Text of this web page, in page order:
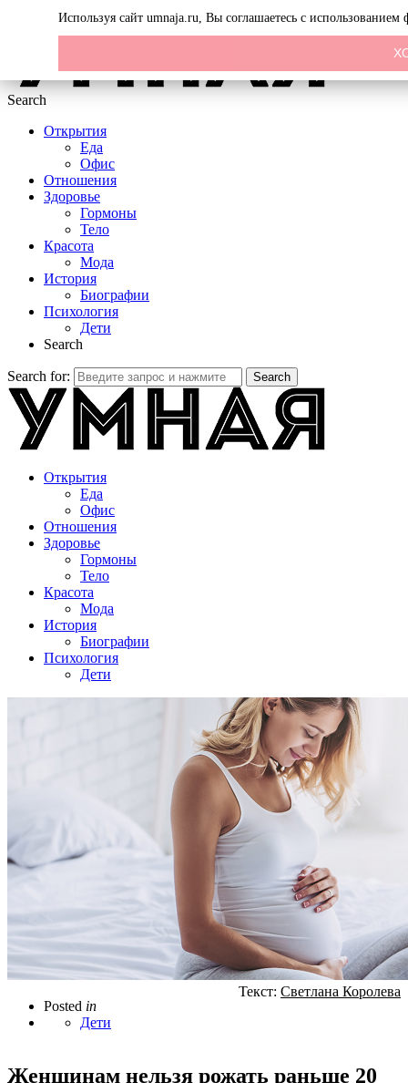
Search
Открытия
Еда
Офис
Отношения
Здоровье
Гормоны
Тело
Красота
Мода
История
Биографии
Психология
Дети
Search
Search for: Search
Открытия
Еда
Офис
Отношения
Здоровье
Гормоны
Тело
Красота
Мода
История
Биографии
Психология
Дети
Posted in
Дети
Текст: Светлана Королева
Женщинам нельзя рожать раньше 20
Используя сайт umnaja.ru, Вы соглашаетесь с использованием